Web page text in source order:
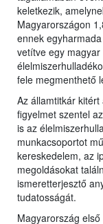
keletkezik,
Magyarországon
ennek
vetítve egy
fele megmenthető
Az államtitkár
figyelmet szentel
is az
munkacsoportot
kereskedelem, az
megoldásokat
ismeretterjesztő
tudatosságát.
Magyarország